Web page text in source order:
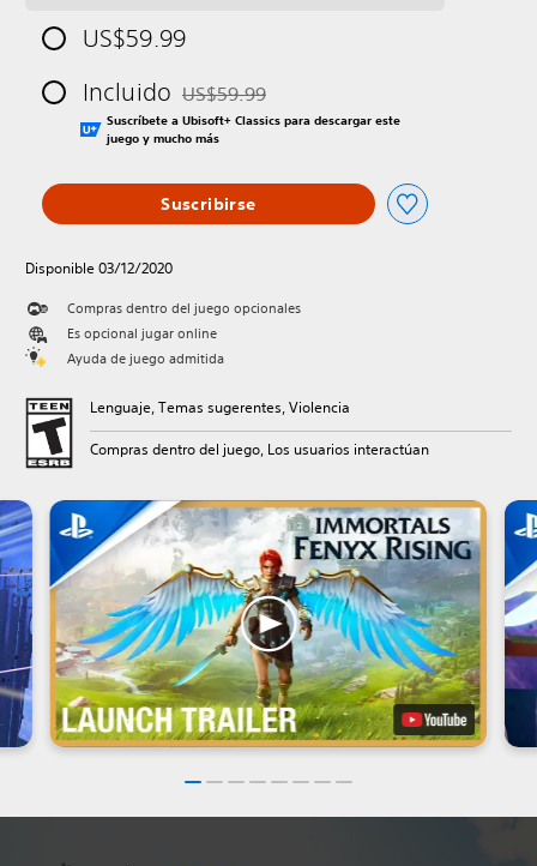
US$59.99
Incluido
Rebajado del precio original de US$59.99
US$59.99
Suscríbete a Ubisoft+ Classics para descargar este
juego y mucho más
Suscribirse
Disponible 03/12/2020
Compras dentro del juego opcionales
Es opcional jugar online
Ayuda de juego admitida
Lenguaje, Temas sugerentes, Violencia
Compras dentro del juego, Los usuarios interactúan